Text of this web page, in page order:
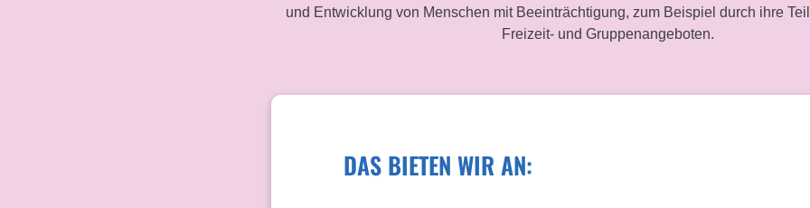
und Entwicklung von Menschen mit Beeinträchtigung, zum Beispiel durch ihre
Freizeit- und Gruppenangeboten.
DAS BIETEN WIR AN: